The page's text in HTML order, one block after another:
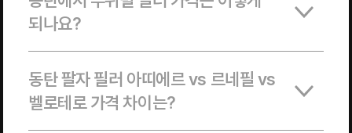
되나요?
동탄 팔자 필러 아띠에르 vs 르네필 vs
벨로테로 가격 차이는?